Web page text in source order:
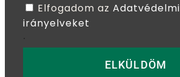
Elfogadom az Adatvédelmi
irányelveket
ELKÜLDÖM